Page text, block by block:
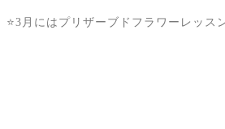
⭐️3月にはプリザーブドフラワーレッス